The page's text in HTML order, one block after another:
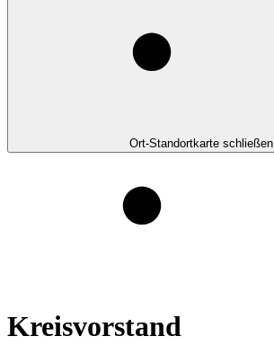
Ort-Standortkarte schließen
Kreisvorstand